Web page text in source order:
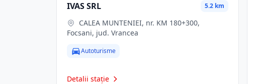
IVAS SRL 5.2 km
Focsani, jud. Vrancea
Autoturisme
Detalii stație